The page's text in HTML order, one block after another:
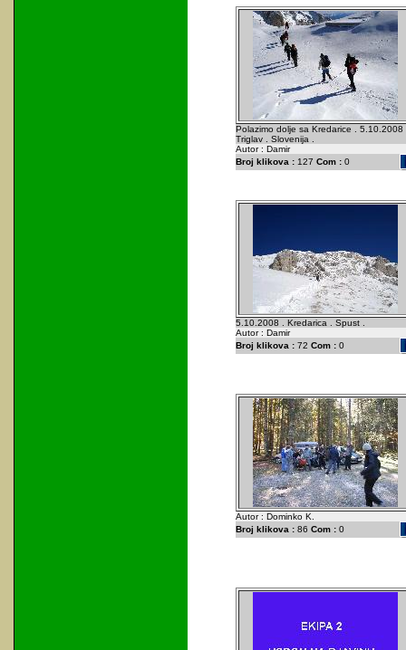
Polazimo dolje sa Kredarice . 5.10.2008
Triglav . Slovenija .
Autor : Damir
Broj klikova :127 Com :0
5.10.2008 . Kredarica . Spust .
Autor : Damir
Broj klikova :72 Com :0
Autor : Dominko K.
Broj klikova :86 Com :0